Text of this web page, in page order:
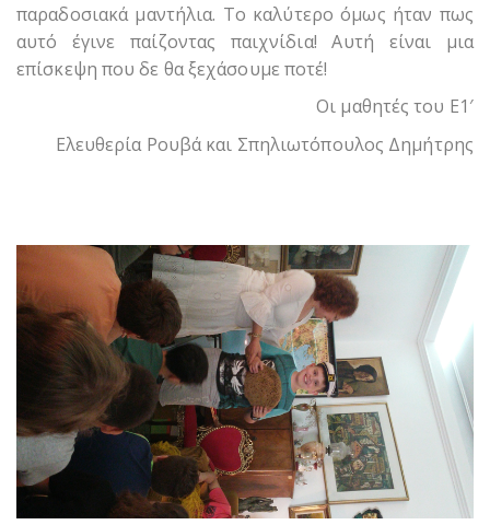
παραδοσιακά μαντήλια. Το καλύτερο όμως ήταν πως
αυτό έγινε παίζοντας παιχνίδια! Αυτή είναι μια
επίσκεψη που δε θα ξεχάσουμε ποτέ!
Οι μαθητές του Ε1′
Ελευθερία Ρουβά και Σπηλιωτόπουλος Δημήτρης